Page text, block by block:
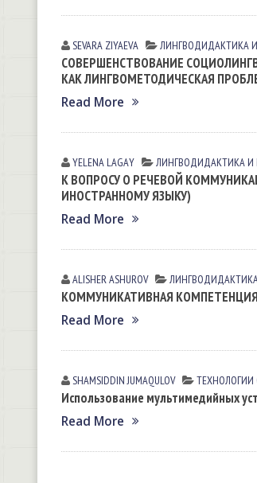
SEVARA ZIYAEVА ЛИНГВОДИДАКТИКА
СОВЕРШЕНСТВОВАНИЕ
КАК ЛИНГВОМЕТОДИЧЕСКАЯ
Read More
YELENA LАGАY ЛИНГВОДИДАКТИКА И
К ВОПРОСУ О РЕЧЕВОЙ
ИНОСТРАННОМУ ЯЗЫКУ)
Read More
ALISHER ASHUROV
КОММУНИКАТИВНАЯ КОМПЕТЕНЦИЯ
Read More
SHAMSIDDIN JUMАQULOV ТЕХНОЛОГИИ
Использование мультимедийных
Read More